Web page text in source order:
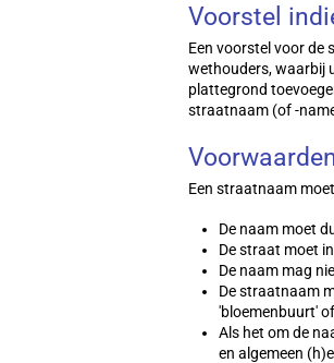
Voorstel
Een voorstel voor de
wethouders, waarbij
plattegrond
straatnaam (of -
Een straatnaam
De naam moet
De straat moet
De naam mag
De straatnaam
'bloemenbuurt'
Als het om de
en algemeen